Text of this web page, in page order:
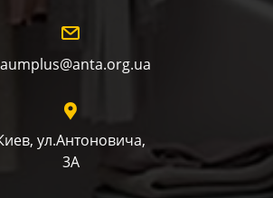
ул.Антоновича,
3А